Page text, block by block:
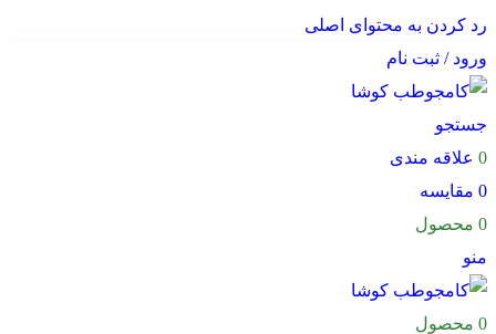
رد کردن به محتوای اصلی
ورود / ثبت نام
جستجو
0 علاقه مندی
0 مقایسه
0 محصول
منو
0 محصول